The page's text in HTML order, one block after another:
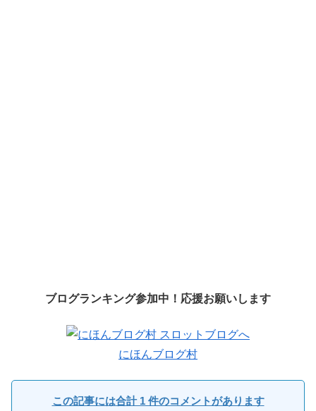
ブログランキング参加中！応援お願いします
にほんブログ村
この記事には合計 1 件のコメントがあります